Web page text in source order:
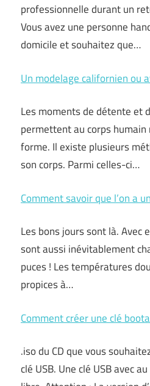
professionnelle durant un
Vous avez une personne
domicile et souhaitez que…
Un modelage californien ou
Les moments de détente et
permettent au corps
forme. Il existe plusieurs
son corps. Parmi celles-ci…
Comment savoir que l’on a
Les bons jours sont là. Avec
sont aussi inévitablement
puces ! Les températures
propices à…
Comment créer une clé
.iso du CD que vous
clé USB. Une clé USB avec